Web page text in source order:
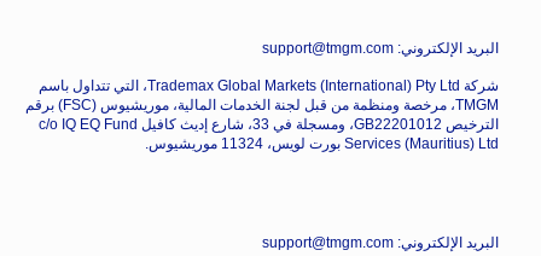
البريد الإلكتروني: support@tmgm.com
شركة Trademax Global Markets (International) Pty Ltd، التي تتداول باسم
TMGM، مرخصة ومنظمة من قبل لجنة الخدمات المالية، موريشيوس (FSC) برقم
الترخيص GB22201012، ومسجلة في 33، شارع إديث كافيل c/o IQ EQ Fund
Services (Mauritius) Ltd بورت لويس، 11324 موريشيوس.
البريد الإلكتروني: support@tmgm.com